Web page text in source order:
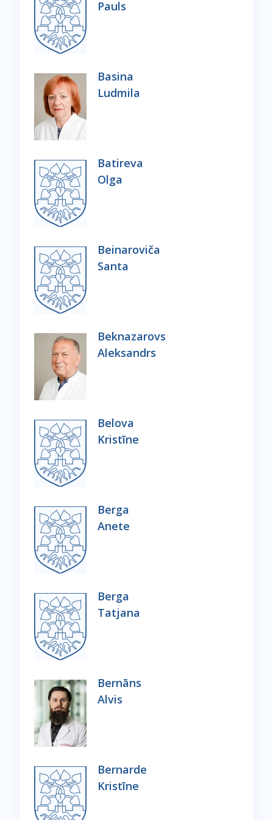
Pauls
Basina
Ludmila
Batireva
Olga
Beinaroviča
Santa
Beknazarovs
Aleksandrs
Belova
Kristīne
Berga
Anete
Berga
Tatjana
Bernāns
Alvis
Bernarde
Kristīne